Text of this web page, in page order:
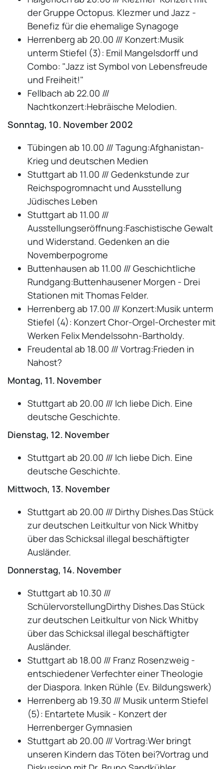
der Gruppe Octopus. Klezmer und Jazz -
Benefiz für die ehemalige Synagoge
Herrenberg ab 20.00 /// Konzert:Musik
unterm Stiefel (3): Emil Mangelsdorff und
Combo: "Jazz ist Symbol von Lebensfreude
und Freiheit!"
Fellbach ab 22.00 ///
Nachtkonzert:Hebräische Melodien.
Sonntag, 10. November 2002
Tübingen ab 10.00 /// Tagung:Afghanistan-
Krieg und deutschen Medien
Stuttgart ab 11.00 /// Gedenkstunde zur
Reichspogromnacht und Ausstellung
Jüdisches Leben
Stuttgart ab 11.00 ///
Ausstellungseröffnung:Faschistische Gewalt
und Widerstand. Gedenken an die
Novemberpogrome
Buttenhausen ab 11.00 /// Geschichtliche
Rundgang:Buttenhausener Morgen - Drei
Stationen mit Thomas Felder.
Herrenberg ab 17.00 /// Konzert:Musik unterm
Stiefel (4): Konzert Chor-Orgel-Orchester mit
Werken Felix Mendelssohn-Bartholdy.
Freudental ab 18.00 /// Vortrag:Frieden in
Nahost?
Montag, 11. November
Stuttgart ab 20.00 /// Ich liebe Dich. Eine
deutsche Geschichte.
Dienstag, 12. November
Stuttgart ab 20.00 /// Ich liebe Dich. Eine
deutsche Geschichte.
Mittwoch, 13. November
Stuttgart ab 20.00 /// Dirthy Dishes.Das Stück
zur deutschen Leitkultur von Nick Whitby
über das Schicksal illegal beschäftigter
Ausländer.
Donnerstag, 14. November
Stuttgart ab 10.30 ///
SchülervorstellungDirthy Dishes.Das Stück
zur deutschen Leitkultur von Nick Whitby
über das Schicksal illegal beschäftigter
Ausländer.
Stuttgart ab 18.00 /// Franz Rosenzweig -
entschiedener Verfechter einer Theologie
der Diaspora. Inken Rühle (Ev. Bildungswerk)
Herrenberg ab 19.30 /// Musik unterm Stiefel
(5): Entartete Musik - Konzert der
Herrenberger Gymnasien
Stuttgart ab 20.00 /// Vortrag:Wer bringt
unseren Kindern das Töten bei?Vortrag und